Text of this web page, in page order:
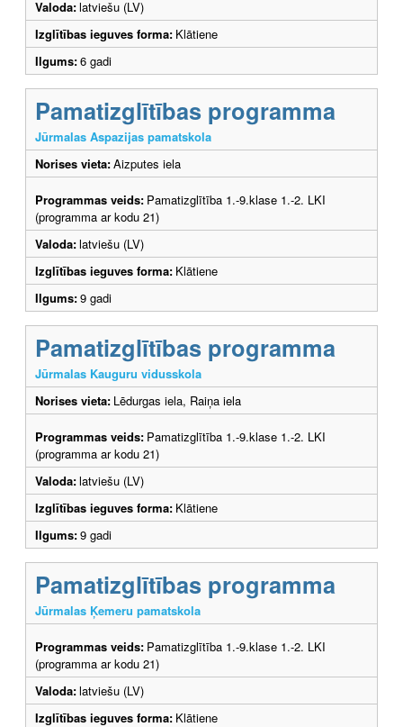
Valoda:latviešu (LV)
Izglītības ieguves forma: Klātiene
Ilgums:6 gadi
Pamatizglītības programma
Jūrmalas Aspazijas pamatskola
Norises vieta:Aizputes iela
Programmas veids: Pamatizglītība 1.-9.klase 1.-2. LKI
(programma ar kodu 21)
Valoda:latviešu (LV)
Izglītības ieguves forma: Klātiene
Ilgums:9 gadi
Pamatizglītības programma
Jūrmalas Kauguru vidusskola
Norises vieta: Lēdurgas iela, Raiņa iela
Programmas veids: Pamatizglītība 1.-9.klase 1.-2. LKI
(programma ar kodu 21)
Valoda:latviešu (LV)
Izglītības ieguves forma: Klātiene
Ilgums:9 gadi
Pamatizglītības programma
Jūrmalas Ķemeru pamatskola
Programmas veids: Pamatizglītība 1.-9.klase 1.-2. LKI
(programma ar kodu 21)
Valoda:latviešu (LV)
Izglītības ieguves forma: Klātiene